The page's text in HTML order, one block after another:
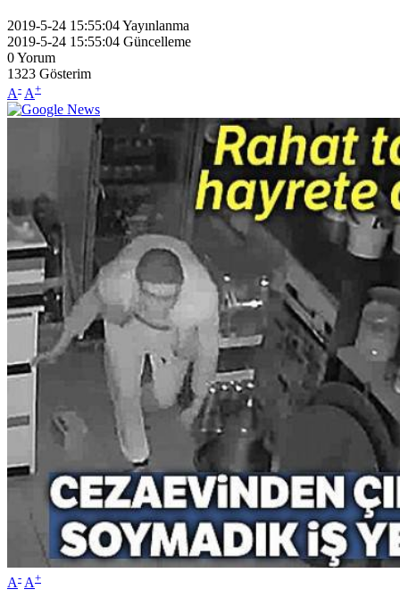
2019-5-24 15:55:04Yayınlanma
2019-5-24 15:55:04 Güncelleme
0Yorum
1323 Gösterim
A- A+
A- A+